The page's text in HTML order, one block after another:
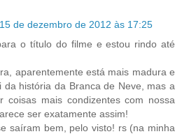
15 de dezembro de 2012 às 17:25
o título do filme e estou rindo até
aparentemente está mais madura e
da história da Branca de Neve, mas a
coisas mais condizentes com nossa
ser exatamente assim!
saíram bem, pelo visto! rs (na minha